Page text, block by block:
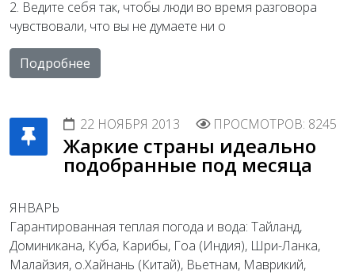
2. Ведите себя так, чтобы люди во время разговора
чувствовали, что вы не думаете ни о
Подробнее
22 НОЯБРЯ 2013 ПРОСМОТРОВ: 8245
Жаркие страны идеально
подобранные под месяца
ЯНВАРЬ
Гарантированная теплая погода и вода: Тайланд,
Доминикана, Куба, Карибы, Гоа (Индия), Шри-Ланка,
Малайзия, о.Хайнань (Китай), Вьетнам, Маврикий,